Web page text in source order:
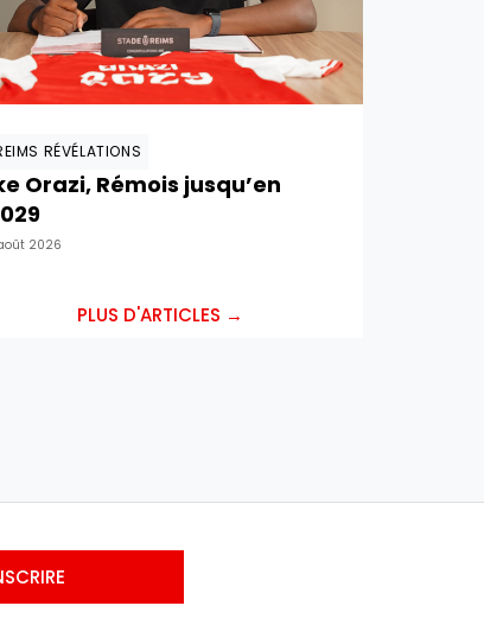
RÉVÉLATIONS
Orazi, Rémois jusqu’en
2026
PLUS D'ARTICLES →